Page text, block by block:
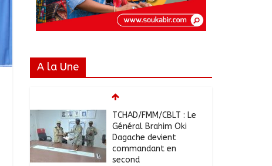
A la Une
TCHAD/FMM/CBLT : Le
Général Brahim Oki
Dagache devient
commandant en
second